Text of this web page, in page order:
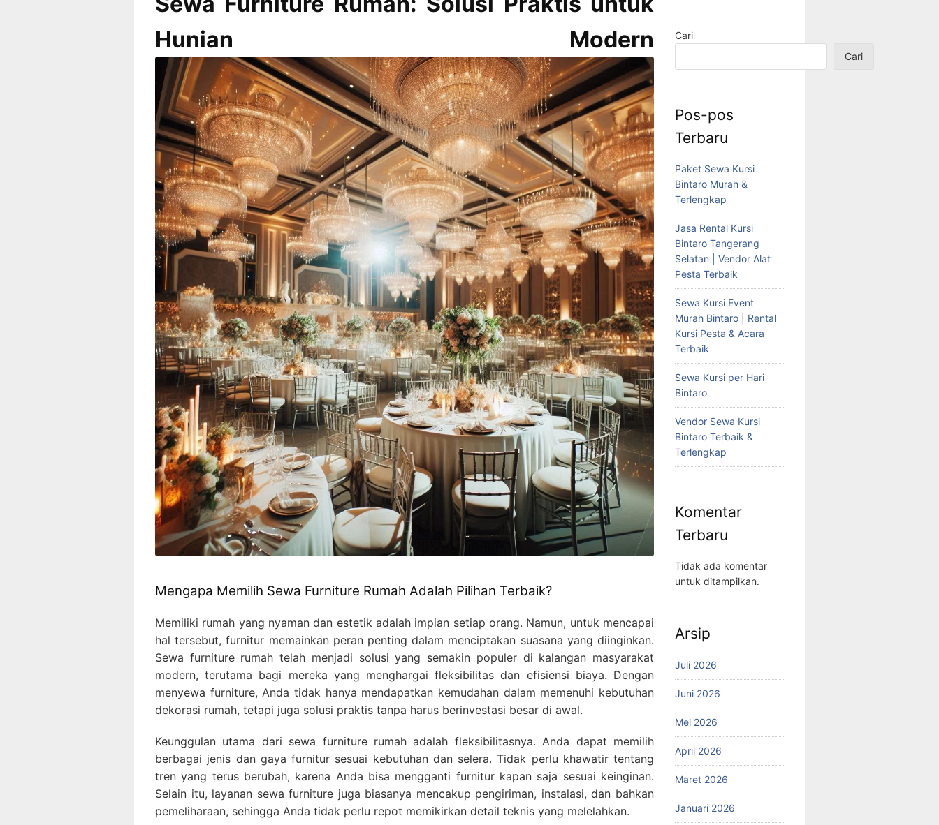
Hunian Modern
Mengapa Memilih Sewa Furniture Rumah Adalah Pilihan Terbaik?
Memiliki rumah yang nyaman dan estetik adalah impian setiap orang. Namun, untuk mencapai
hal tersebut, furnitur memainkan peran penting dalam menciptakan suasana yang diinginkan.
Sewa furniture rumah telah menjadi solusi yang semakin populer di kalangan masyarakat
modern, terutama bagi mereka yang menghargai fleksibilitas dan efisiensi biaya. Dengan
menyewa furniture, Anda tidak hanya mendapatkan kemudahan dalam memenuhi kebutuhan
dekorasi rumah, tetapi juga solusi praktis tanpa harus berinvestasi besar di awal.
Keunggulan utama dari sewa furniture rumah adalah fleksibilitasnya. Anda dapat memilih
berbagai jenis dan gaya furnitur sesuai kebutuhan dan selera. Tidak perlu khawatir tentang
tren yang terus berubah, karena Anda bisa mengganti furnitur kapan saja sesuai keinginan.
Selain itu, layanan sewa furniture juga biasanya mencakup pengiriman, instalasi, dan bahkan
pemeliharaan, sehingga Anda tidak perlu repot memikirkan detail teknis yang melelahkan.
Cari
Cari
Pos-pos
Terbaru
Paket Sewa Kursi
Bintaro Murah &
Terlengkap
Jasa Rental Kursi
Bintaro Tangerang
Selatan | Vendor Alat
Pesta Terbaik
Sewa Kursi Event
Murah Bintaro | Rental
Kursi Pesta & Acara
Terbaik
Sewa Kursi per Hari
Bintaro
Vendor Sewa Kursi
Bintaro Terbaik &
Terlengkap
Komentar
Terbaru
Tidak ada komentar
untuk ditampilkan.
Arsip
Juli 2026
Juni 2026
Mei 2026
April 2026
Maret 2026
Januari 2026